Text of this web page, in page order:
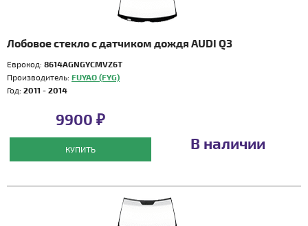
Лобовое стекло с датчиком дождя AUDI Q3
Еврокод: 8614AGNGYCMVZ6T
Производитель: FUYAO (FYG)
Год: 2011 - 2014
9900 ₽
КУПИТЬ В наличии